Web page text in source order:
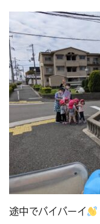
途中でバイバーイ